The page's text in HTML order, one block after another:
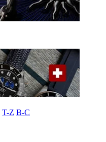
T-Z В-С